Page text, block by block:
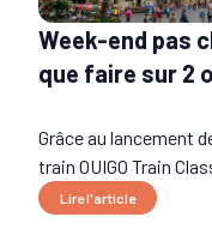
Week-end pas
que faire sur 2
Grâce au lancement
train OUIGO Train
Lire l'article